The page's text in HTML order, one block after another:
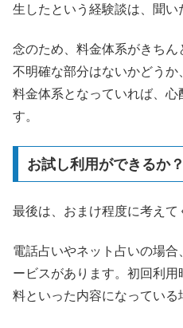
生したという経験談は、聞い
念のため、料金体系がきちん
不明確な部分はないかどう
料金体系となっていれば、心
す。
お試し利用ができるか？
最後は、おまけ程度に考えて
電話占いやネット占いの場
ービスがあります。初回利
料といった内容になっている